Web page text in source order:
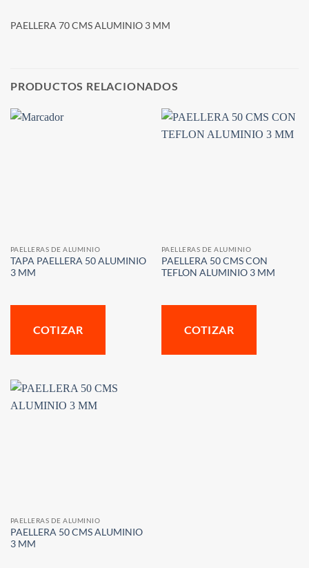
PAELLERA 70 CMS ALUMINIO 3 MM
PRODUCTOS RELACIONADOS
PAELLERAS DE ALUMINIO
TAPA PAELLERA 50 ALUMINIO
3 MM
COTIZAR
PAELLERAS DE ALUMINIO
PAELLERA 50 CMS CON
TEFLON ALUMINIO 3 MM
COTIZAR
PAELLERAS DE ALUMINIO
PAELLERA 50 CMS ALUMINIO
3 MM